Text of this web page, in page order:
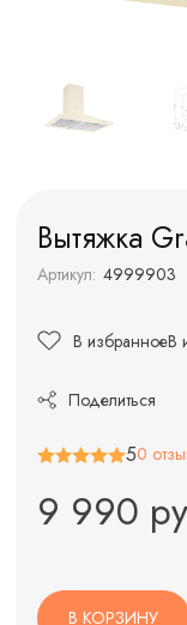
Вытяжка
Артикул: 4999903
В избранноеВ
Поделиться
50
9 990
В КОРЗИНУ